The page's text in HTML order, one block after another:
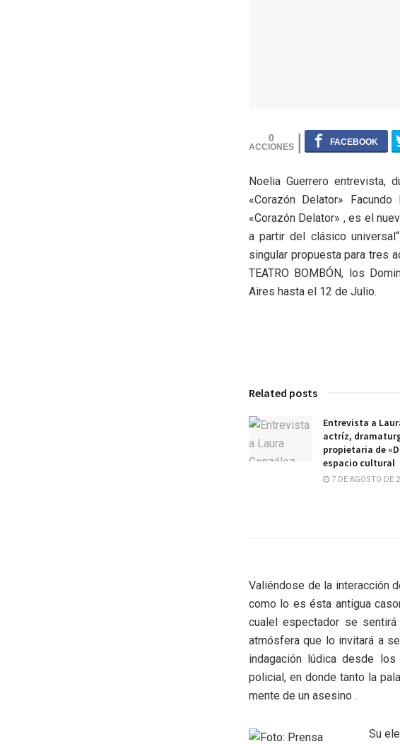
0
Noelia Guerrero entrevista,
«Corazón Delator»
«Corazón Delator» , es el
a partir del clásico
singular propuesta para tres
TEATRO BOMBÓN, los
Aires hasta el 12 de Julio.
Related posts
Entrevista a
actríz,
propietaria de
espacio cultural
7 DE AGOSTO DE
Valiéndose de la interacción
como lo es ésta antigua
cualel espectador se
atmósfera que lo invitará a
indagación lúdica desde
policial, en donde tanto la
mente de un asesino .
Su